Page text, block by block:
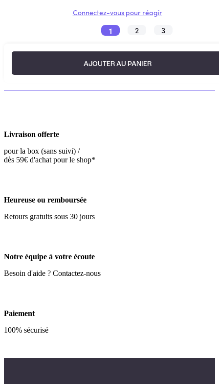
Connectez-vous pour réagir
1 2 3
AJOUTER AU PANIER
Livraison offerte
pour la box (sans suivi) /
dès 59€ d'achat pour le shop*
Heureuse ou remboursée
Retours gratuits sous 30 jours
Notre équipe à votre écoute
Besoin d'aide ? Contactez-nous
Paiement
100% sécurisé